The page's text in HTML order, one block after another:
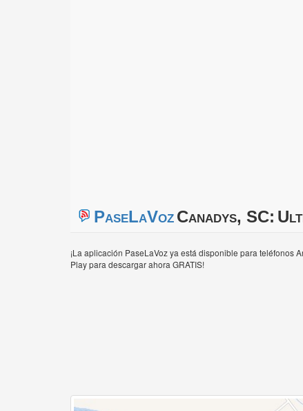
PaseLaVozCanadys, SC:
¡La aplicación PaseLaVoz ya está disponible para teléfonos
Play para descargar ahora GRATIS!